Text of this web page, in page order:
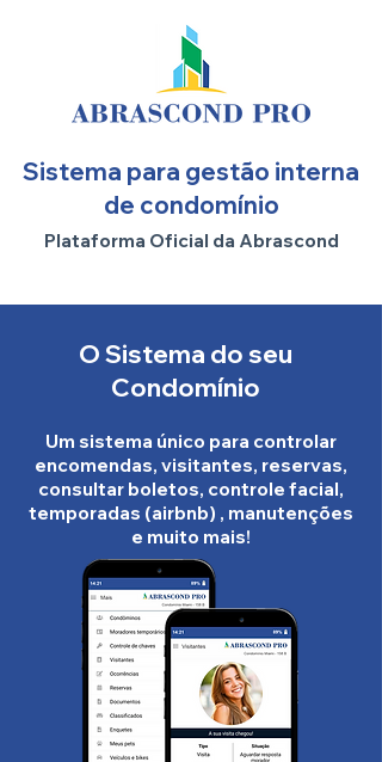
Sistema para gestão interna
de condomínio
Plataforma Oficial da Abrascond
O Sistema do seu
Condomínio
Um sistema único para controlar
encomendas, visitantes, reservas,
consultar boletos, controle facial,
temporadas (airbnb) , manutenções
e muito mais!